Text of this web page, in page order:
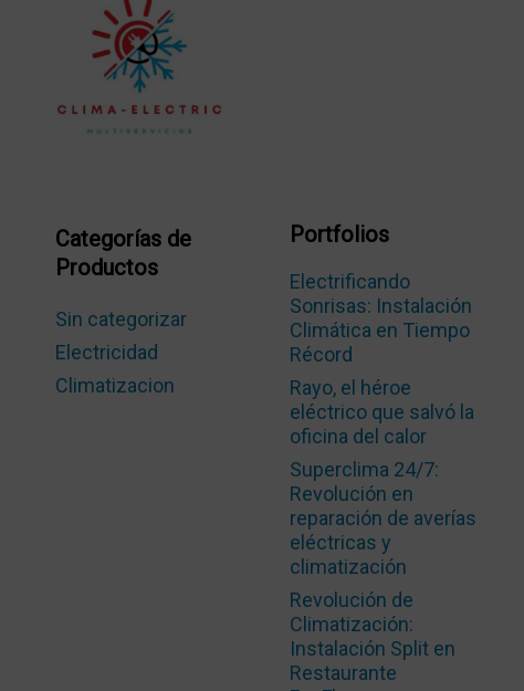
Categorías de
Productos
Sin categorizar
Electricidad
Climatizacion
Portfolios
Electrificando
Sonrisas: Instalación
Climática en Tiempo
Récord
Rayo, el héroe
eléctrico que salvó la
oficina del calor
Superclima 24/7:
Revolución en
reparación de averías
eléctricas y
climatización
Revolución de
Climatización:
Instalación Split en
Restaurante